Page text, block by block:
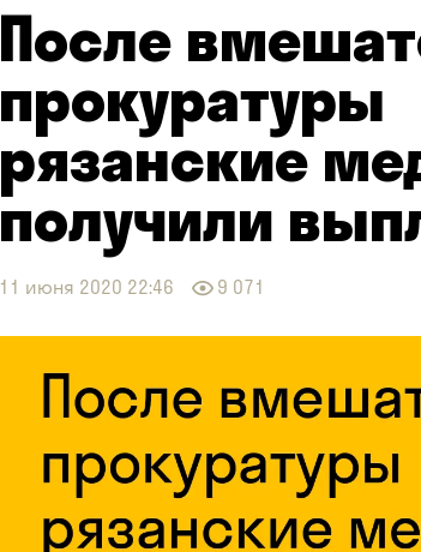
После
прокуратуры
рязанские
получили
11 июня 2020 22:46 9 071